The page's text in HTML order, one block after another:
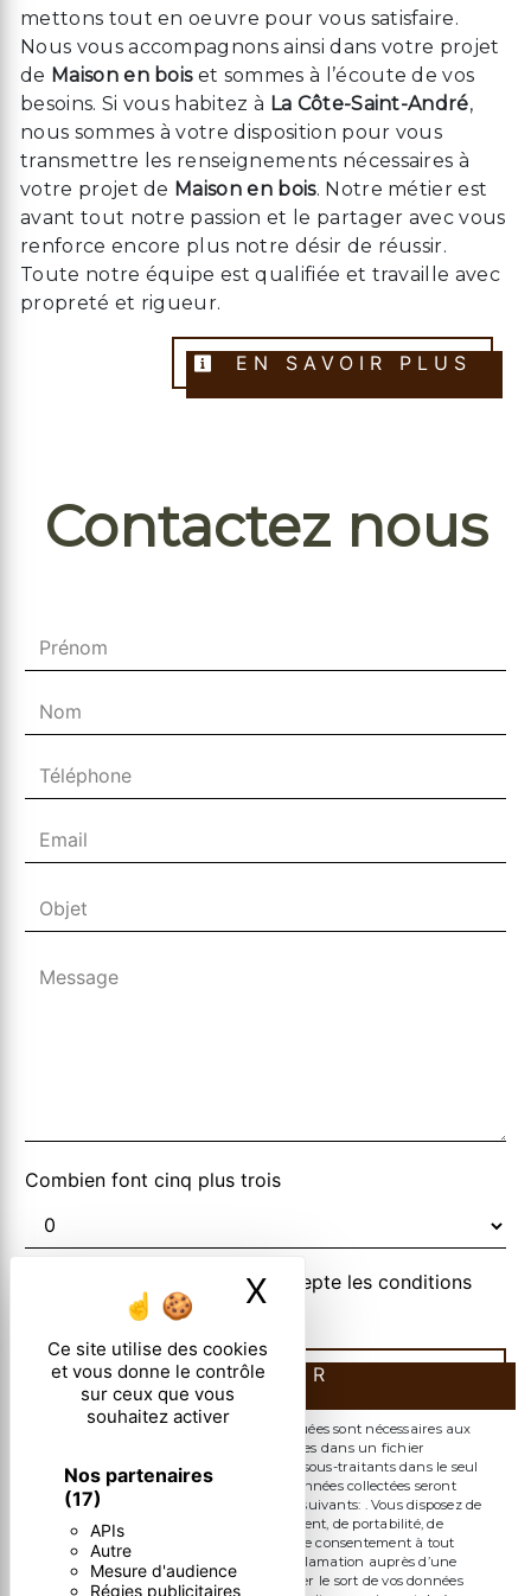
Ce site utilise des cookies
et vous donne le contrôle
sur ceux que vous
souhaitez activer
Nos partenaires
(17)
APIs
Autre
Mesure d'audience
Régies publicitaires
X Masquer le
mettons tout en oeuvre pour vous satisfaire.
Nous vous accompagnons ainsi dans votre projet
de Maison en boiset sommes à l’écoute de vos
besoins. Si vous habitez à La Côte-Saint-André,
nous sommes à votre disposition pour vous
transmettre les renseignements nécessaires à
votre projet de Maison en bois. Notre métier est
avant tout notre passion et le partager avec vous
renforce encore plus notre désir de réussir.
Toute notre équipe est qualifiée et travaille avec
propreté et rigueur.
EN SAVOIR PLUS
Contactez nous
Combien font cinq plus trois
En cochant cette case, j'accepte les conditions
particulières ci-dessous **
ENVOYER
** Les données personnelles communiquées sont nécessaires aux
fins de vous contacter et sont enregistrées dans un fichier
informatisé. Elles sont destinées à et ses sous-traitants dans le seul
but de répondre à votre message. Les données collectées seront
communiquées aux seuls destinataires suivants: . Vous disposez de
droits d’accès, de rectification, d’effacement, de portabilité, de
limitation, d’opposition, de retrait de votre consentement à tout
moment et du droit d’introduire une réclamation auprès d’une
autorité de contrôle, ainsi que d’organiser le sort de vos données